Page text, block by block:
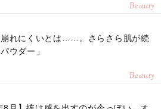
Beauty
崩れにくいとは……。さらさら肌が続
ウダー」
Beauty